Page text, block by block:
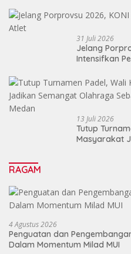
31 Juli 2026
Jelang
Intensifkan
13 Juli 2026
Tutup
Masyarakat
RAGAM
4 Agustus 2026
Penguatan dan
Dalam Momentum Milad MUI